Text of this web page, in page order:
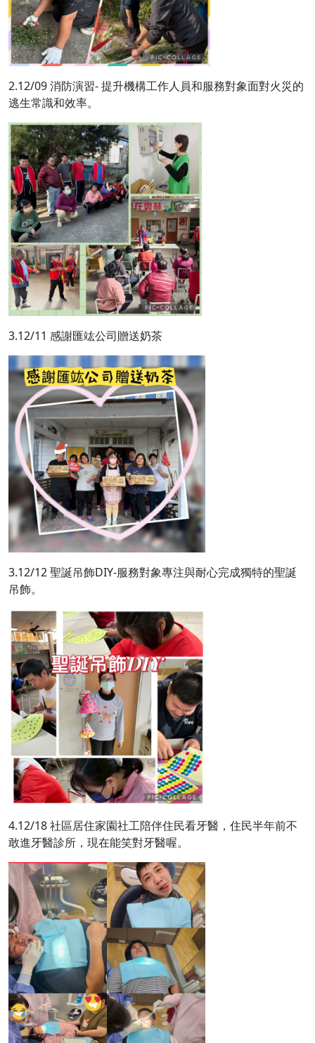
2.12/09 消防演習- 提升機構工作人員和服務對象面對火災的
逃生常識和效率。
3.12/11 感謝匯竑公司贈送奶茶
3.12/12 聖誕吊飾DIY-服務對象專注與耐心完成獨特的聖誕
吊飾。
4.12/18 社區居住家園社工陪伴住民看牙醫，住民半年前不
敢進牙醫診所，現在能笑對牙醫喔。